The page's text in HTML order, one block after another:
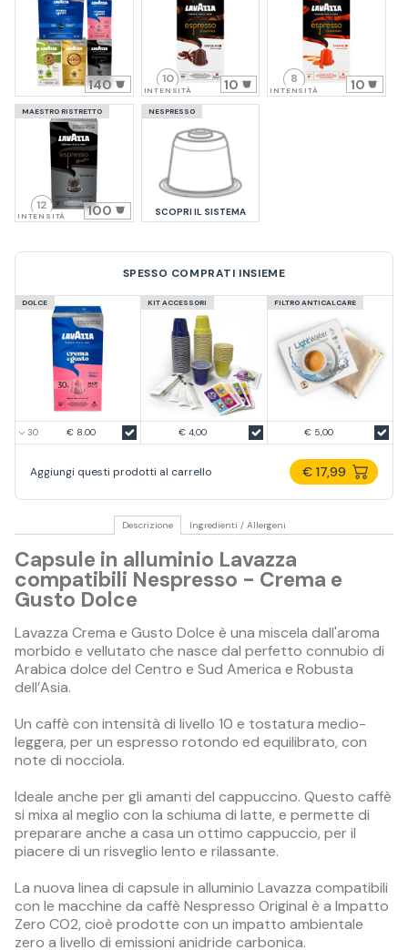
140 10
INTENSITÀ 10 8
INTENSITÀ 10
MAESTRO RISTRETTO
12
INTENSITÀ 100
NESPRESSO
SCOPRI IL SISTEMA
SPESSO COMPRATI INSIEME
DOLCE
€ 8.00
KIT ACCESSORI
€ 4,00
FILTRO ANTICALCARE
€ 5,00
Aggiungi questi prodotti al carrello € 17,99
Descrizione Ingredienti / Allergeni
Capsule in alluminio Lavazza
compatibili Nespresso - Crema e
Gusto Dolce
Lavazza Crema e Gusto Dolce è una miscela dall'aroma
morbido e vellutato che nasce dal perfetto connubio di
Arabica dolce del Centro e Sud America e Robusta
dell’Asia.
Un caffè con intensità di livello 10 e tostatura medio-
leggera, per un espresso rotondo ed equilibrato, con
note di nocciola.
Ideale anche per gli amanti del cappuccino. Questo caffè
si mixa al meglio con la schiuma di latte, e permette di
preparare anche a casa un ottimo cappuccio, per il
piacere di un risveglio lento e rilassante.
La nuova linea di capsule in alluminio Lavazza compatibili
con le macchine da caffè Nespresso Original è a Impatto
Zero CO2, cioè prodotte con un impatto ambientale
zero a livello di emissioni anidride carbonica.